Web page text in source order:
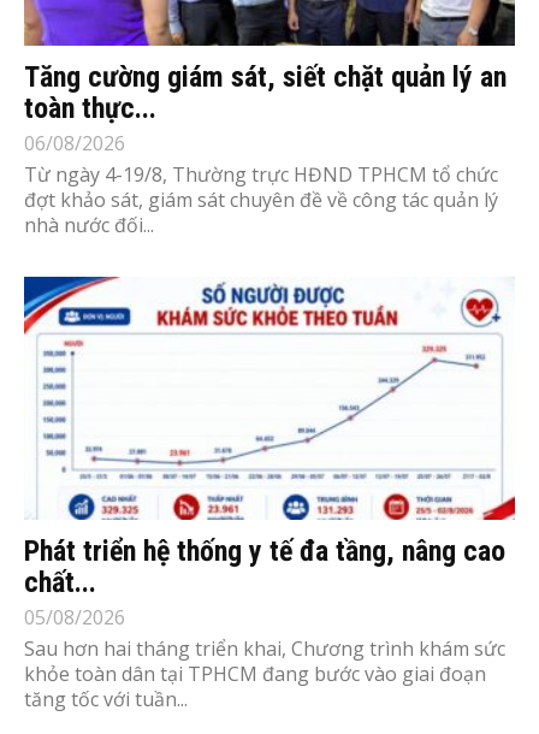
Tăng cường giám sát, siết chặt quản lý an
toàn thực...
06/08/2026
Từ ngày 4-19/8, Thường trực HĐND TPHCM tổ chức
đợt khảo sát, giám sát chuyên đề về công tác quản lý
nhà nước đối...
Phát triển hệ thống y tế đa tầng, nâng cao
chất...
05/08/2026
Sau hơn hai tháng triển khai, Chương trình khám sức
khỏe toàn dân tại TPHCM đang bước vào giai đoạn
tăng tốc với tuần...